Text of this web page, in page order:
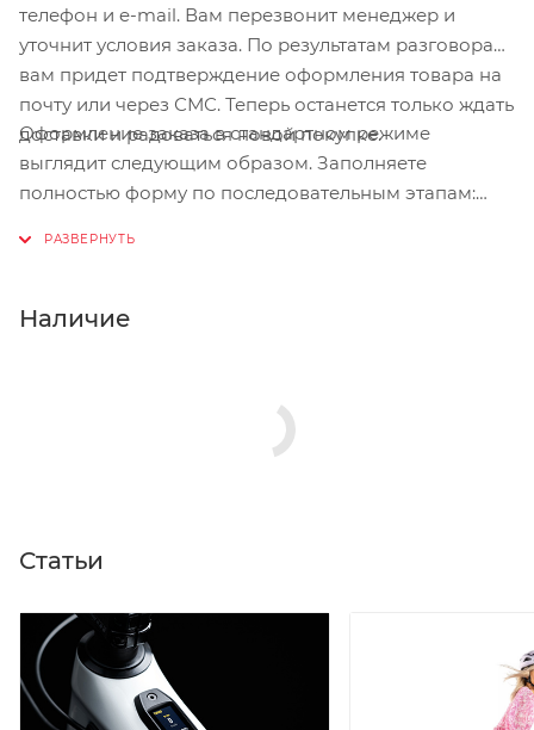
телефон и e-mail. Вам перезвонит менеджер и
уточнит условия заказа. По результатам разговора
вам придет подтверждение оформления товара на
почту или через СМС. Теперь останется только ждать
доставки и радоваться новой покупке.
Оформление заказа в стандартном режиме
выглядит следующим образом. Заполняете
полностью форму по последовательным этапам:
Нажмите кнопку «Оформить заказ».
Наличие
Статьи